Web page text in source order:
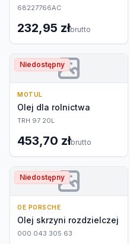
68227766AC
232,95 złbrutto
Niedostępny
MOTUL
Olej dla rolnictwa
TRH 97 20L
453,70 złbrutto
Niedostępny
OE PORSCHE
Olej skrzyni rozdzielczej
000 043 305 63